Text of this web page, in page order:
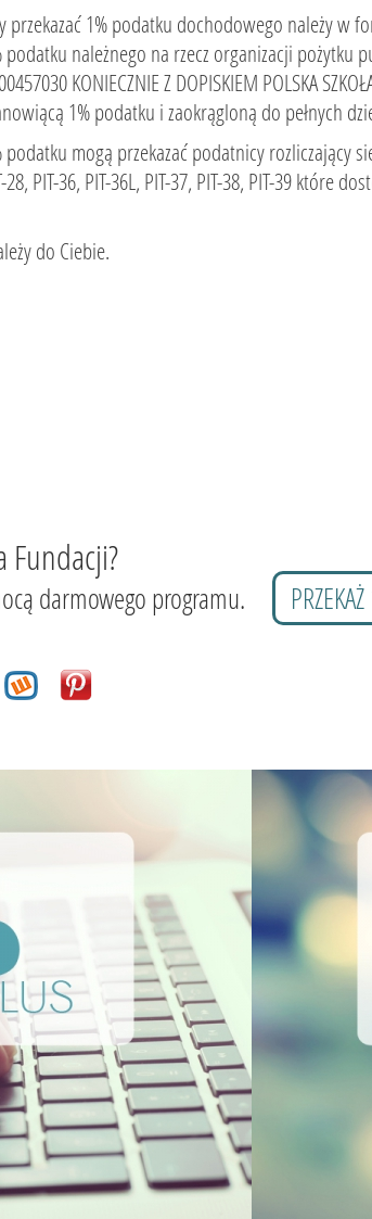
przekazać 1% podatku dochodowego należy w
podatku należnego na rzecz organizacji pożytku
KONIECZNIE Z DOPISKIEM POLSKA
1% podatku i zaokrągloną do pełnych
podatku mogą przekazać podatnicy rozliczający
28, PIT-36, PIT-36L, PIT-37, PIT-38, PIT-39
do Ciebie.
Fundacji?
darmowego programu.